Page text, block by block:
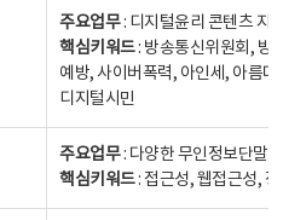
주요업무: 디지털윤리 콘텐츠 지
핵심키워드: 방송통신위원회, 방
예방, 사이버폭력, 아인세, 아름
디지털시민
주요업무: 다양한 무인정보단말
핵심키워드: 접근성, 웹접근성,